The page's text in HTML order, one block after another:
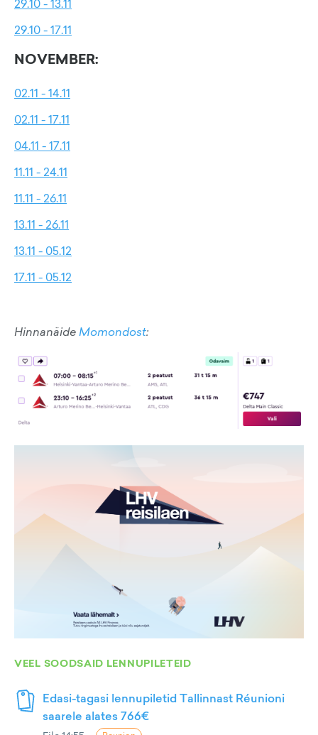
29.10 - 13.11
29.10 - 17.11
NOVEMBER:
02.11 - 14.11
02.11 - 17.11
04.11 - 17.11
11.11 - 24.11
11.11 - 26.11
13.11 - 26.11
13.11 - 05.12
17.11 - 05.12
HinnanäideMomondost:
VEEL SOODSAID LENNUPILETEID
Edasi-tagasi lennupiletid Tallinnast Réunioni
saarele alates 766€